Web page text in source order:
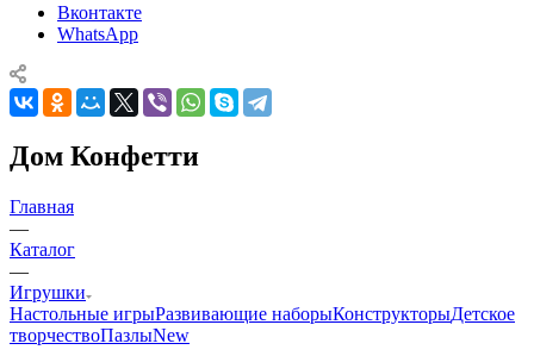
Вконтакте
WhatsApp
Дом Конфетти
Главная
—
Каталог
—
Игрушки
Настольные игрыРазвивающие наборыКонструкторыДетское
творчествоПазлыNew